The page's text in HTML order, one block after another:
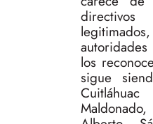
los
sigue